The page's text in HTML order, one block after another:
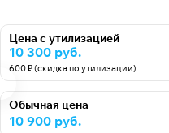
Цена с утилизацией
10 300 руб.
600 ₽ (скидка по утилизации)
Обычная цена
10 900 руб.